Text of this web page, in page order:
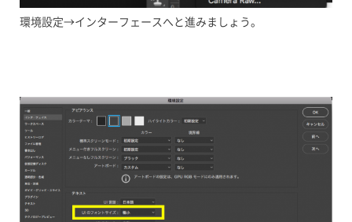
環境設定→インターフェースへと進みましょう。